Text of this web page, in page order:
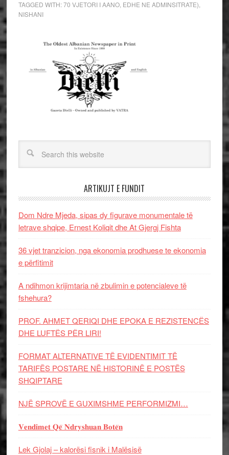
TAGGED WITH:70 VJETORI I AANO, EDHE NE ADMINSITRATE)
NISHANI
ARTIKUJT E FUNDIT
Dom Ndre Mjeda, sipas dy figurave monumentale të
letrave shqipe, Ernest Koliqit dhe At Gjergj Fishta
36 vjet tranzicion, nga ekonomia prodhuese te ekonomia
e përfitimit
A ndihmon krijimtaria në zbulimin e potencialeve të
fshehura?
PROF. AHMET QERIQI DHE EPOKA E REZISTENCЁS
DHE LUFTЁS PЁR LIRI!
FORMAT ALTERNATIVE TË EVIDENTIMIT TË
TARIFËS POSTARE NË HISTORINË E POSTËS
SHQIPTARE
NJË SPROVË E GUXIMSHME PERFORMIZMI…
𝐕𝐞𝐧𝐝𝐢𝐦𝐞𝐭 𝐐𝐞̈ 𝐍𝐝𝐫𝐲𝐬𝐡𝐮𝐚𝐧 𝐁𝐨𝐭𝐞̈𝐧
Lek Gjolaj – kalorësi fisnik i Malësisë